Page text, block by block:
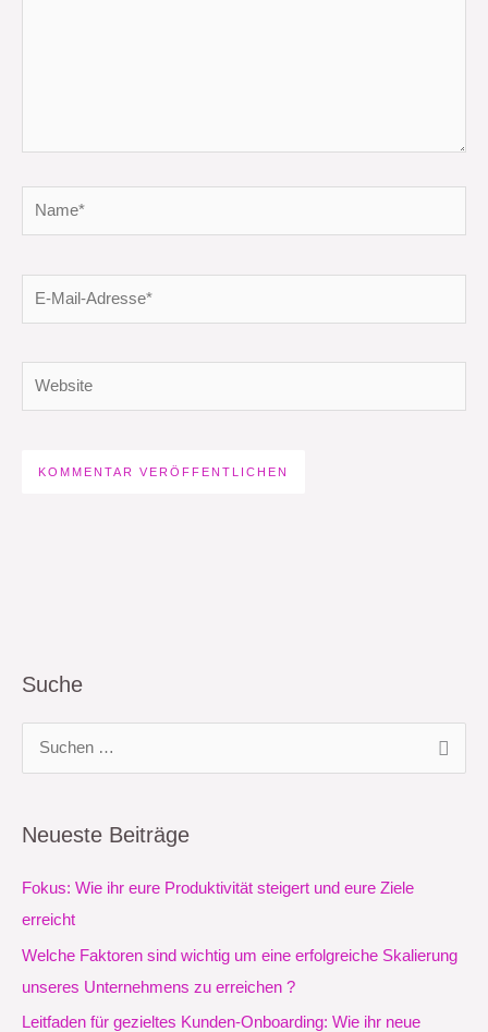
Mail-
Suche
h
e
Neueste Beiträge
Fokus: Wie ihr eure Produktivität steigert und eure Ziele
erreicht
Welche Faktoren sind wichtig um eine erfolgreiche Skalierung
unseres Unternehmens zu erreichen ?
Leitfaden für gezieltes Kunden-Onboarding: Wie ihr neue